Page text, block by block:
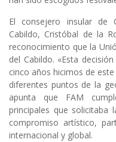
El consejero insular de
Cabildo, Cristóbal de la
reconocimiento que la
del Cabildo. «Esta
cinco años hicimos de
diferentes puntos de la
apunta que FAM
principales que solicitaba
compromiso artístico,
internacional y global.